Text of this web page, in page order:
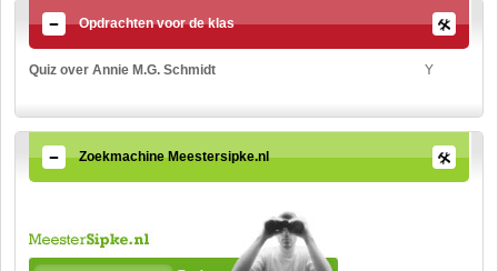
Opdrachten voor de klas
Quiz over Annie M.G. Schmidt Y
Zoekmachine Meestersipke.nl